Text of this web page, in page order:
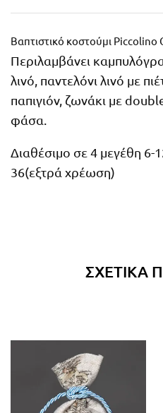
Βαπτιστικό κοστούμι
Περιλαμβάνει
λινό, παντελόνι λινό με
παπιγιόν, ζωνάκι με
φάσα.
Διαθέσιμο σε 4 μεγέθη 6-
36(εξτρά χρέωση)
ΣΧΕΤΙΚΆ